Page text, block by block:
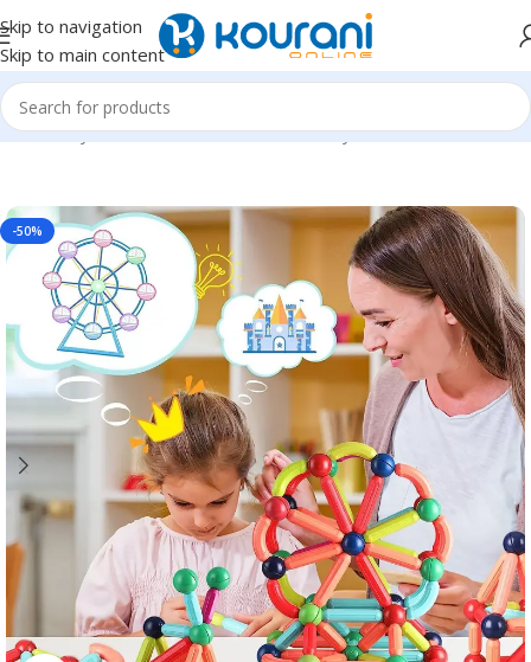
Skip to navigation
Skip to main content
Home/Toys & Games/Kids educational toys
-50%